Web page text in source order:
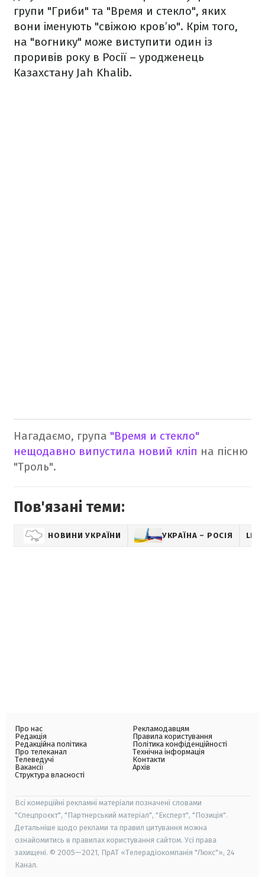
групи "Гриби" та "Время и стекло", яких
вони іменують "свіжою кров’ю". Крім того,
на "вогнику" може виступити один із
проривів року в Росії – уродженець
Казахстану Jah Khalib.
Нагадаємо, група "Время и стекло"
нещодавно випустила новий кліп на пісню
"Троль".
Пов'язані теми:
НОВИНИ УКРАЇНИ УКРАЇНА – РОСІЯ
Про нас
Редакція
Редакційна політика
Про телеканал
Телеведучі
Вакансії
Структура власності
Рекламодавцям
Правила користування
Політика конфіденційності
Технічна інформація
Контакти
Архів
Всі комерційні рекламні матеріали позначені словами
"Спецпроєкт", "Партнерський матеріал", "Експерт", "Позиція".
Детальніше щодо реклами та правил цитування можна
ознайомитись в правилах користування сайтом. Усі права
захищені. © 2005—2021, ПрАТ «Телерадіокомпанія "Люкс"», 24
Канал.